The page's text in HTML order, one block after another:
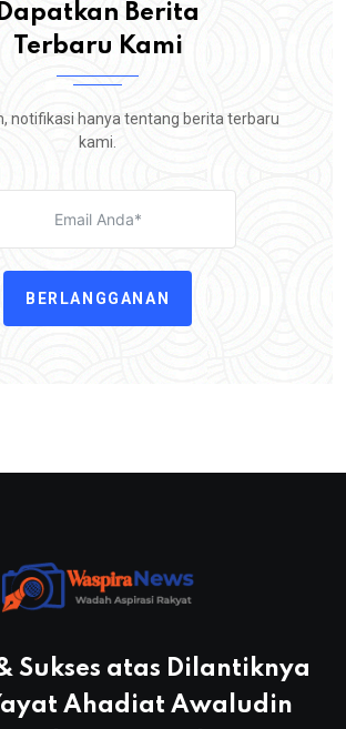
Dapatkan Berita
Terbaru Kami
notifikasi hanya tentang berita terbaru
kami.
BERLANGGANAN
Sukses atas Dilantiknya
Ahadiat Awaludin